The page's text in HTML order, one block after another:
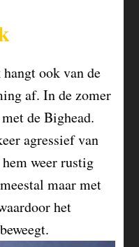
ook van de
af. In de zomer
met deBighead.
agressief van
weer rustig
maar met
het